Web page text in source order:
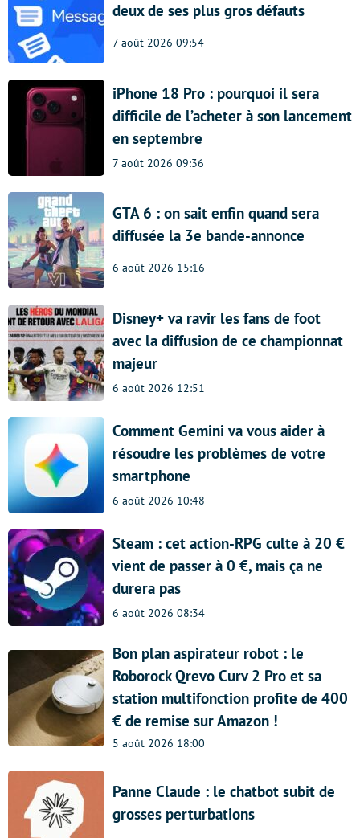
deux de ses plus gros défauts
7 août 2026 09:54
iPhone 18 Pro : pourquoi il sera
difficile de l’acheter à son lancement
en septembre
7 août 2026 09:36
GTA 6 : on sait enfin quand sera
diffusée la 3e bande-annonce
6 août 2026 15:16
Disney+ va ravir les fans de foot
avec la diffusion de ce championnat
majeur
6 août 2026 12:51
Comment Gemini va vous aider à
résoudre les problèmes de votre
smartphone
6 août 2026 10:48
Steam : cet action-RPG culte à 20 €
vient de passer à 0 €, mais ça ne
durera pas
6 août 2026 08:34
Bon plan aspirateur robot : le
Roborock Qrevo Curv 2 Pro et sa
station multifonction profite de 400
€ de remise sur Amazon !
5 août 2026 18:00
Panne Claude : le chatbot subit de
grosses perturbations